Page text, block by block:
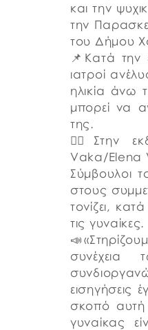
και την
την
του Δήμου
📌Κατά την
ιατροί
ηλικία άνω
μπορεί να
της.
👉🏼Στην
Vaka/Elena
Σύμβουλοι
στους
τονίζει,
τις γυναίκες.
συνέχεια
εισηγήσεις
σκοπό αυτή
γυναίκας